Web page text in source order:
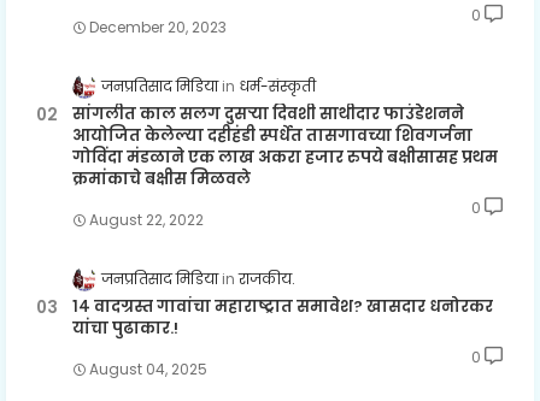
December 20, 2023
0
जनप्रतिसाद मिडिया धर्म-संस्कृती
सांगलीत काल सलग दुसऱ्या दिवशी साथीदार फाउंडेशनने
आयोजित केलेल्या दहीहंडी स्पर्धेत तासगावच्या शिवगर्जना
गोविंदा मंडळाने एक लाख अकरा हजार रुपये बक्षीसासह प्रथम
क्रमांकाचे बक्षीस मिळवले
August 22, 2022
0
जनप्रतिसाद मिडिया राजकीय.
१४ वादग्रस्त गावांचा महाराष्ट्रात समावेश? खासदार धनोरकर
यांचा पुढाकार.!
August 04, 2025
0